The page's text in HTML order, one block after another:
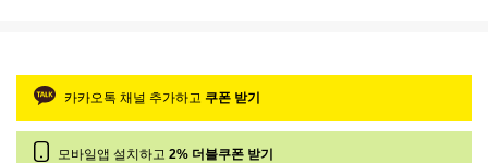
카카오톡 채널 추가하고 쿠폰 받기
모바일앱 설치하고 2% 더블쿠폰 받기